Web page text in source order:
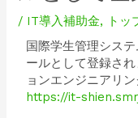
/ IT導入補助金, トッ
国際学生管理シス
ールとして登録さ
ョンエンジニアリ
https://it-